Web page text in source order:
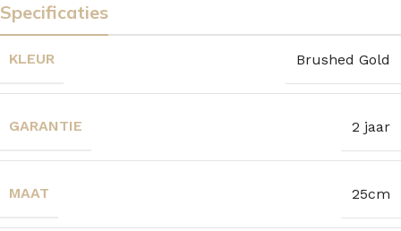
Specificaties
KLEUR Brushed Gold
GARANTIE 2 jaar
MAAT 25cm